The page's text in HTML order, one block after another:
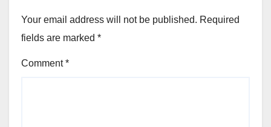
Your email address will not be published. Required
fields are marked *
Comment*